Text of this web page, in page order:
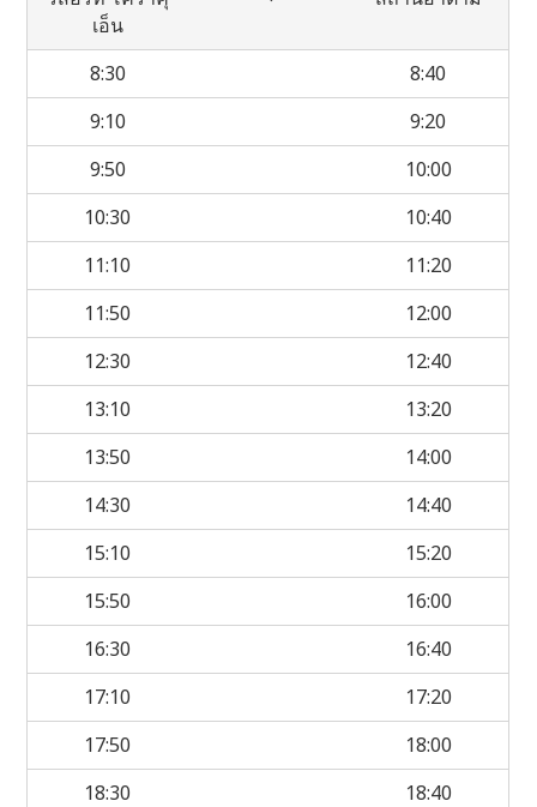
เอ็น
8:30
8:40
9:10
9:20
9:50
10:00
10:30
10:40
11:10
11:20
11:50
12:00
12:30
12:40
13:10
13:20
13:50
14:00
14:30
14:40
15:10
15:20
15:50
16:00
16:30
16:40
17:10
17:20
17:50
18:00
18:30
18:40